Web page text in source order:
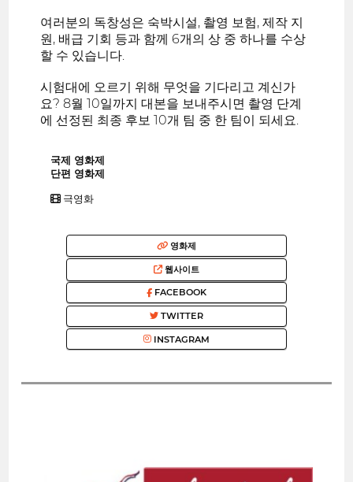
여러분의 독창성은 숙박시설, 촬영 보험, 제작 지
원, 배급 기회 등과 함께 6개의 상 중 하나를 수상
할 수 있습니다.
시험대에 오르기 위해 무엇을 기다리고 계신가
요? 8월 10일까지 대본을 보내주시면 촬영 단계
에 선정된 최종 후보 10개 팀 중 한 팀이 되세요.
국제 영화제
단편 영화제
극영화
영화제
웹사이트
FACEBOOK
TWITTER
INSTAGRAM